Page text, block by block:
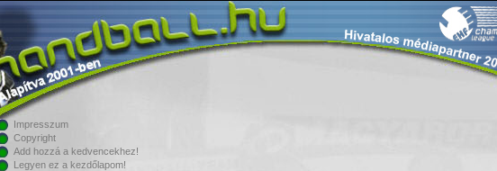
Impresszum
Copyright
Add hozzá a kedvencekhez!
Legyen ez a kezdőlapom!